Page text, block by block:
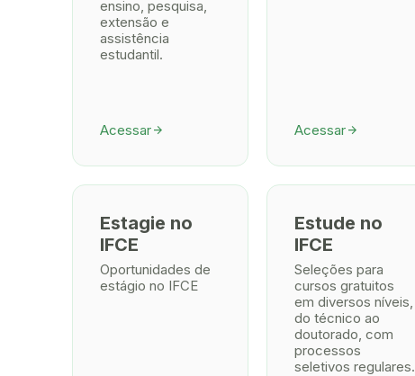
ensino, pesquisa,
extensão e
assistência
estudantil.
Acessararrow_forward Acessararrow_forward
Estagie no
IFCE
Oportunidades de
estágio no IFCE
Estude no
IFCE
Seleções para
cursos gratuitos
em diversos níveis,
do técnico ao
doutorado, com
processos
seletivos regulares.